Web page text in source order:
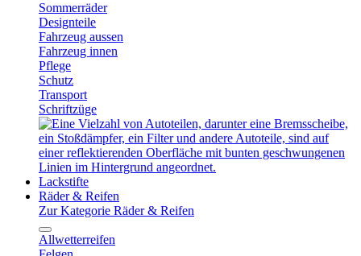
Sommerräder
Designteile
Fahrzeug aussen
Fahrzeug innen
Pflege
Schutz
Transport
Schriftzüge
Lackstifte
Räder & Reifen
Zur Kategorie Räder & Reifen
Allwetterreifen